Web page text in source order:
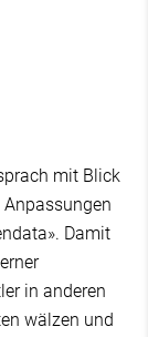
mit Blick
Damit
in anderen
wälzen und